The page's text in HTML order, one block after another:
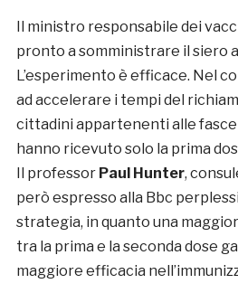
Il ministro responsabile dei
pronto a somministrare il siero
L’esperimento è efficace. Nel
ad accelerare i tempi del
cittadini appartenenti alle
hanno ricevuto solo la prima
Il professor Paul Hunter,
però espresso alla Bbc
strategia, in quanto una
tra la prima e la seconda dose
maggiore efficacia